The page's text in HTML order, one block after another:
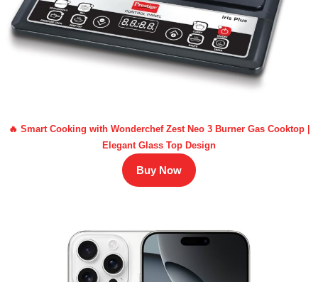
🔥 Smart Cooking with Wonderchef Zest Neo 3 Burner Gas Cooktop |
Elegant Glass Top Design
Buy Now